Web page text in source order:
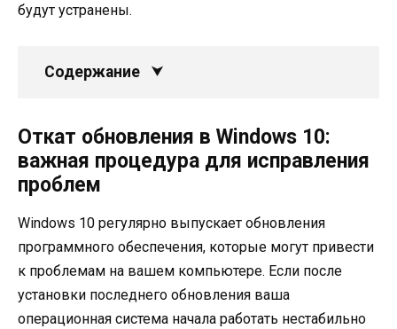
будут устранены.
Содержание
Откат обновления в Windows 10:
важная процедура для исправления
проблем
Windows 10 регулярно выпускает обновления
программного обеспечения, которые могут привести
к проблемам на вашем компьютере. Если после
установки последнего обновления ваша
операционная система начала работать нестабильно